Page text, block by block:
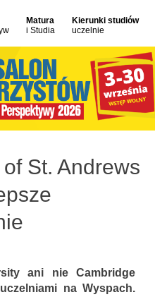
Matura
i Studia
Kierunki studiów
uczelnie
St. Andrews
ani nie Cambridge
na Wyspach.